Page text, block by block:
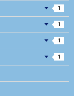
1
1
1
1